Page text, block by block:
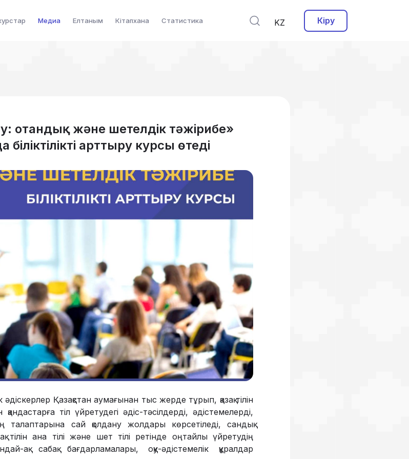
Медиа Елтаным Кітапхана Статистика KZ Кіру
отандық және шетелдік тәжірибе»
арттыру курсы өтеді
Қазақстан аумағынан тыс жерде тұрып, қазақ тілін
тіл үйретудегі әдіс-тәсілдерді, әдістемелерді,
талаптарына сай қолдану жолдары көрсетіледі, сандық
тілін ана тілі және шет тілі ретінде оңтайлы үйретудің
ақ сабақ бағдарламалары, оқу-әдістемелік құралдар